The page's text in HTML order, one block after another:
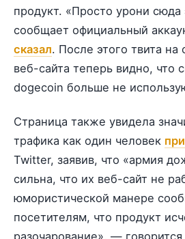
продукт. «Просто урони
сообщает официальный
сказал. После этого твита на
веб-сайта теперь видно, что
dogecoin больше не
Страница также увидела
трафика как один человек
Twitter, заявив, что «армия
сильна, что их веб-сайт не
юмористической манере
посетителям, что продукт